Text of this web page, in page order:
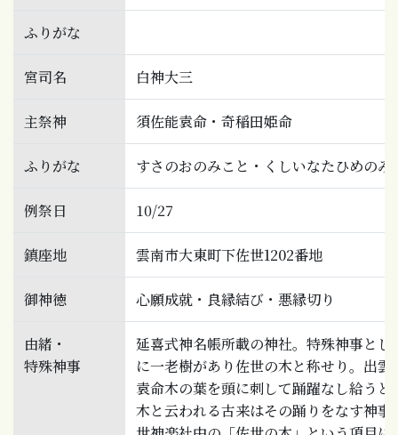
ふりがな
宮司名 白神大三
主祭神 須佐能袁命・奇稲田姫命
ふりがな すさのおのみこと・くしいなたひめのみ
例祭日 10/27
鎮座地 雲南市大東町下佐世1202番地
御神徳 心願成就・良縁結び・悪縁切り
由緒・
特殊神事
延喜式神名帳所載の神社。特殊神事と
に一老樹があり佐世の木と称せり。出
袁命木の葉を頭に刺して踊躍なし給う
木と云われる古来はその踊りをなす神